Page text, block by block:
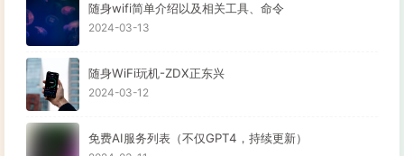
随身wifi简单介绍以及相关工具、命令
2024-03-13
随身WiFi玩机-ZDX正东兴
2024-03-12
免费AI服务列表（不仅GPT4，持续更新）